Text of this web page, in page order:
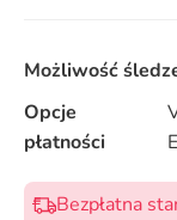
Możliwość
Opcje
płatności
Bezpłatna